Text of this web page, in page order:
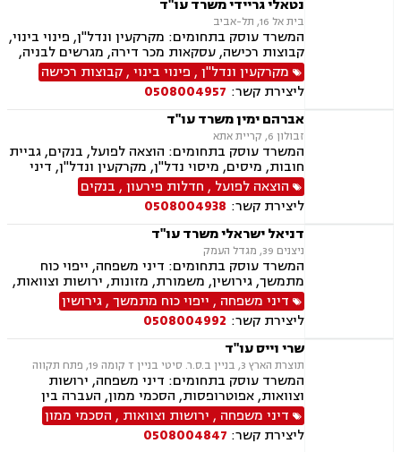
נטאלי גריידי משרד עו"ד
בית אל 16, תל-אביב
המשרד עוסק בתחומים: מקרקעין ונדל"ן, פינוי בינוי,
קבוצות רכישה, עסקאות מכר דירה, מגרשים לבניה,
רשות מקרקעי ישראל, בתים משותפים, נדל"ן
ביהודה ושומרון, מיסוי נדל"ן, היטל השבחה, מיסוי
עירוני, ירושות וצוואות, ייפוי כוח מתמשך
מקרקעין ונדל"ן, פינוי בינוי,קבוצות רכישה
ליצירת קשר: 0508004957
אברהם ימין משרד עו"ד
זבולון 6, קריית אתא
המשרד עוסק בתחומים: הוצאה לפועל, בנקים, גביית
חובות, מיסים, מיסוי נדל"ן, מקרקעין ונדל"ן, דיני
משפחה, מזונות, ביטוח לאומי, ירושות וצוואות, ייפוי
כוח מתמשך, חדלות פירעון.
הוצאה לפועל , חדלות פירעון, בנקים
ליצירת קשר: 0508004938
דניאל ישראלי משרד עו"ד
ניצנים 39, מגדל העמק
המשרד עוסק בתחומים: דיני משפחה, ייפוי כוח
מתמשך, גירושין, משמורת, מזונות, ירושות וצוואות,
ידועים בציבור, אפוטרופסות, הסכמי ממון, אבהות,
הורות חד מינית, נישואים אזרחיים, חלוקת רכוש,
תיאום הורי, חטיפת ילדים, זמני שהות, ניכור הורי,
העברנ בין דורית, גישור
דיני משפחה , ייפוי כוח מתמשך,גירושין
ליצירת קשר: 0508004992
שרי וייס עו"ד
תוצרת הארץ 3, בניין ב.ס.ר. סיטי בניין T קומה 19, פתח תקווה
המשרד עוסק בתחומים: דיני משפחה, ירושות
וצוואות, אפוטרופסות, הסכמי ממון, העברה בין
דורית, ייפוי כוח מתמשך
דיני משפחה , ירושות וצוואות , הסכמי ממון
ליצירת קשר: 0508004847